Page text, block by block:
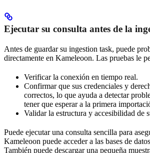
Ejecutar su consulta antes de la
Antes de guardar su ingestion task, puede
directamente en Kameleoon. Las pruebas le
Verificar la conexión en tiempo real.
Confirmar que sus credenciales y
correctos, lo que ayuda a detectar
tener que esperar a la primera
Validar la estructura y accesibilidad de
Puede ejecutar una consulta sencilla para
Kameleoon puede acceder a las bases de
También puede descargar una pequeña